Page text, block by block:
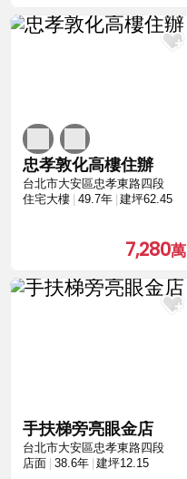
忠孝敦化高樓住辦
台北市大安區忠孝東路四段
住宅大樓
49.7年 建坪62.45
7,280
手扶梯旁亮眼金店
台北市大安區忠孝東路四段
店面
38.6年 建坪12.15